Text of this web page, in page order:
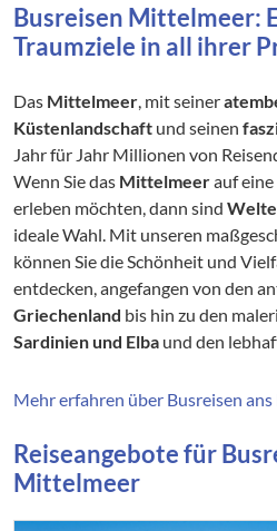
Busreisen Mittelmeer:
Traumziele in all ihrer
Das Mittelmeer, mit seiner
Küstenlandschaft und seinen
Jahr für Jahr Millionen von
Wenn Sie das Mittelmeerauf
erleben möchten, dann sind
ideale Wahl. Mit unseren
können Sie die Schönheit und
entdecken, angefangen von den
Griechenland bis hin zu den
Sardinien und Elba und den
Mehr erfahren über Busreisen
Reiseangebote für
Mittelmeer